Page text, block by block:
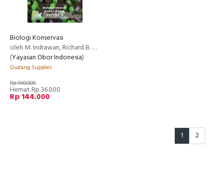
Biologi Konservasi
oleh M. Indrawan, Richard B. Primack, Jatna Supriatna
(Yayasan Obor Indonesia)
Gudang Supplier
Rp 180.000
Hemat Rp 36.000
Rp 144.000
1 2